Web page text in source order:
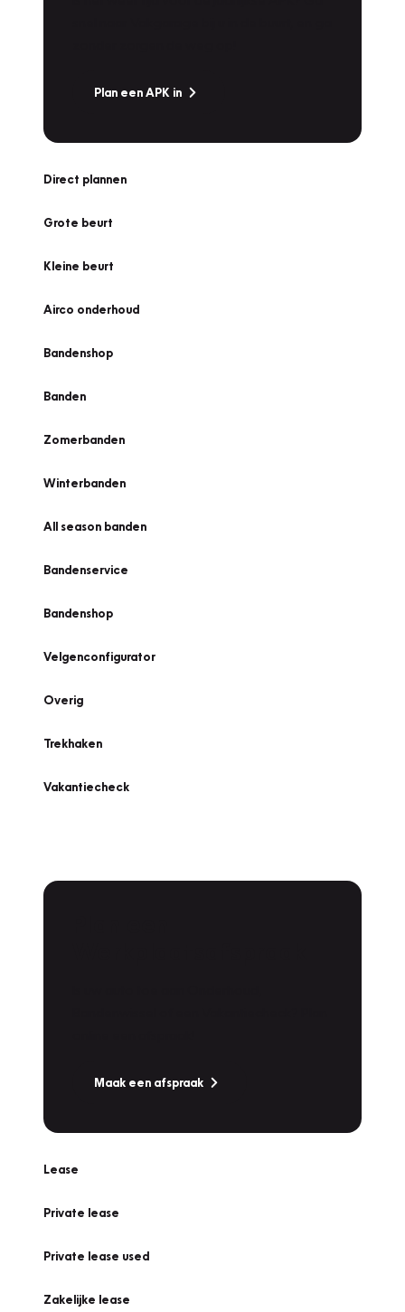
Plan een APK in
Direct plannen
Grote beurt
Kleine beurt
Airco onderhoud
Bandenshop
Banden
Zomerbanden
Winterbanden
All season banden
Bandenservice
Bandenshop
Velgenconfigurator
Overig
Trekhaken
Vakantiecheck
Maak een afspraak
Lease
Private lease
Private lease used
Zakelijke lease